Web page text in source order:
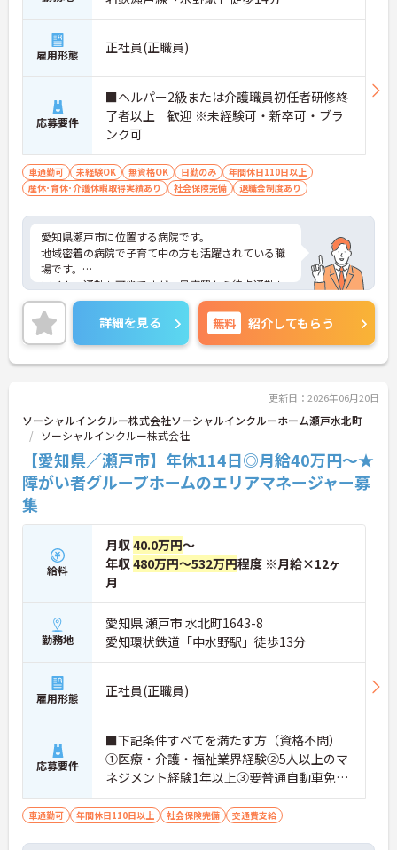
雇用形態 正社員(正職員)
応募要件
■ヘルパー2級または介護職員初任者研修終
了者以上 歓迎 ※未経験可・新卒可・ブラ
ンク可
車通勤可 未経験OK 無資格OK 日勤のみ
年間休日110日以上
産休･育休･介護休暇取得実績あり
社会保険完備 退職金制度あり
愛知県瀬戸市に位置する病院です。
地域密着の病院で子育て中の方も活躍されている職
場です。
マイカー通勤も可能ですが、最寄駅から徒歩通勤も
可能です！アットホームな雰囲気で働きやすい職場
です。
ご興味のある方には面接対策ポイントなど詳細をお
話致しますので、お気軽にお問い合わせください。
詳細を見る 無料 紹介してもらう
更新日：2026年06月20日
ソーシャルインクルー株式会社ソーシャルインクルーホーム瀬戸水北町
ソーシャルインクルー株式会社
【愛知県／瀬戸市】年休114日◎月給40万円～★
障がい者グループホームのエリアマネージャー募
集
給料
月収40.0万円～
年収480万円～532万円程度 ※月給×12ヶ
月
勤務地
愛知県 瀬戸市 水北町1643-8
愛知環状鉄道「中水野駅」徒歩13分
雇用形態 正社員(正職員)
応募要件
■下記条件すべてを満たす方（資格不問）
①医療・介護・福祉業界経験②5人以上のマ
ネジメント経験1年以上③要普通自動車免許
（AT限定可）※介護業界に関する有資格者
（介護職員初任者研修、介護福祉士な
車通勤可 年間休日110日以上 社会保険完備 交通費支給